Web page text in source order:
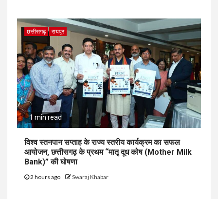
छत्तीसगढ़ रायपुर
1 min read
विश्व स्तनपान सप्ताह के राज्य स्तरीय कार्यक्रम का सफल
आयोजन, छत्तीसगढ़ के प्रथम “मातृ दूध कोष (Mother Milk
Bank)” की घोषणा
2 hours ago Swaraj Khabar